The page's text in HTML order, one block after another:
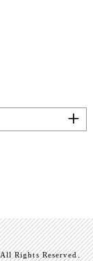
Rights Reserved.